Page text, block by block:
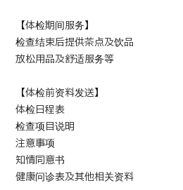
【体检期间服务】
检查结束后提供茶点及饮品
放松用品及舒适服务等
【体检前资料发送】
体检日程表
检查项目说明
注意事项
知情同意书
健康问诊表及其他相关资料